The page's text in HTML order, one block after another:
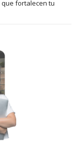
fortalecen tu